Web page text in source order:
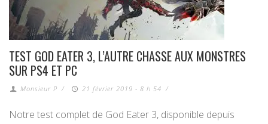
TEST GOD EATER 3, L’AUTRE CHASSE AUX MONSTRES
SUR PS4 ET PC
Monsieur P / 21 février 2019 - 8 h 54 /
Notre test complet de God Eater 3, disponible depuis